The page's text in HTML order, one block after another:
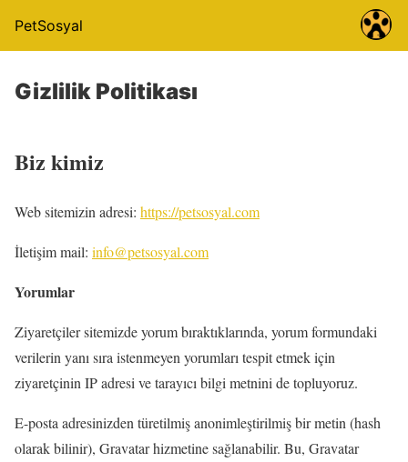
PetSosyal
Gizlilik Politikası
Biz kimiz
Web sitemizin adresi: https://petsosyal.com
İletişim mail: info@petsosyal.com
Yorumlar
Ziyaretçiler sitemizde yorum bıraktıklarında, yorum formundaki
verilerin yanı sıra istenmeyen yorumları tespit etmek için
ziyaretçinin IP adresi ve tarayıcı bilgi metnini de topluyoruz.
E-posta adresinizden türetilmiş anonimleştirilmiş bir metin (hash
olarak bilinir), Gravatar hizmetine sağlanabilir. Bu, Gravatar